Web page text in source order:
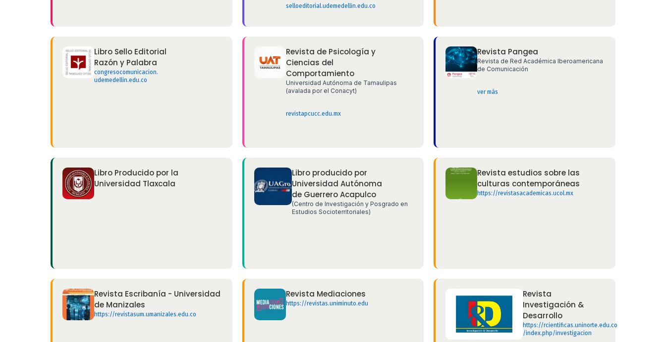
selloeditorial.udemedellin.edu.co
Libro Sello Editorial
Razón y Palabra
congresocomunicacion.
udemedellin.edu.co
Revista de Psicología y
Ciencias del
Comportamiento
Universidad Autónoma de Tamaulipas
(avalada por el Conacyt)
revistapcucc.edu.mx
Revista Pangea
Revista de Red Académica Iberoamericana
de Comunicación
ver más
Libro Producido por la
Universidad Tlaxcala
Libro producido por
Universidad Autónoma
de Guerrero Acapulco
(Centro de Investigación y Posgrado en
Estudios Socioterritoriales)
Revista estudios sobre las
culturas contemporáneas
https://revistasacademicas.ucol.mx
Revista Escribanía - Universidad
de Manizales
https://revistasum.umanizales.edu.co
Revista Mediaciones
https://revistas.uniminuto.edu
Revista
Investigación &
Desarrollo
https://rcientificas.uninorte.edu.co
/index.php/investigacion